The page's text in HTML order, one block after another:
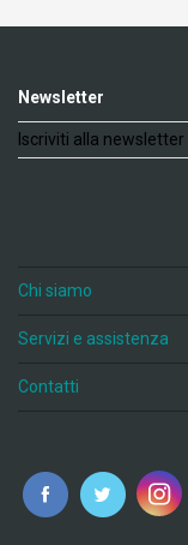
Newsletter
Iscriviti alla
Chi siamo
Servizi e assistenza
Contatti